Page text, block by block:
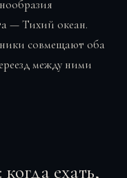
— Тихий океан.
совмещают оба
между ними
ехать,